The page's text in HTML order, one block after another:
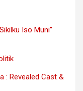
Iso Muni”
: Revealed Cast &